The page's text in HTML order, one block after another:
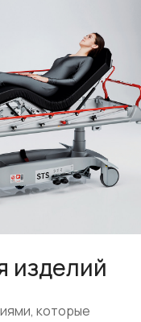
изделий
которые